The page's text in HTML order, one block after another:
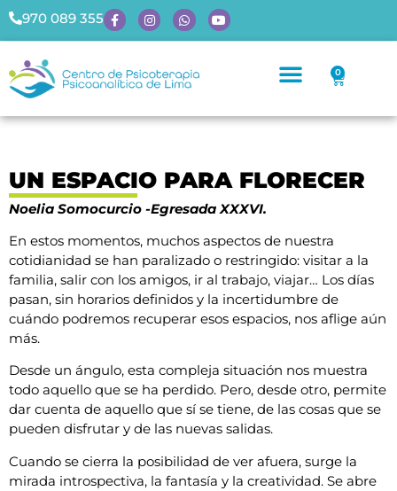
970 089 355
0
UN ESPACIO PARA FLORECER
Noelia Somocurcio -Egresada XXXVI.
En estos momentos, muchos aspectos de nuestra
cotidianidad se han paralizado o restringido: visitar a la
familia, salir con los amigos, ir al trabajo, viajar… Los días
pasan, sin horarios definidos y la incertidumbre de
cuándo podremos recuperar esos espacios, nos aflige aún
más.
Desde un ángulo, esta compleja situación nos muestra
todo aquello que se ha perdido. Pero, desde otro, permite
dar cuenta de aquello que sí se tiene, de las cosas que se
pueden disfrutar y de las nuevas salidas.
Cuando se cierra la posibilidad de ver afuera, surge la
mirada introspectiva, la fantasía y la creatividad. Se abre